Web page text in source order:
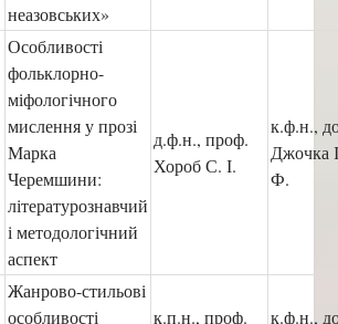
неазовських»
Особливості
фольклорно-
міфологічного
мислення у прозі
Марка
Черемшини:
літературознавчий
і методологічний
аспект
д.ф.н., проф.
Хороб С. І.
к.ф.н.,
Джочка
Ф.
Жанрово-стильові
особливості
к.п.н., проф. к.ф.н.,